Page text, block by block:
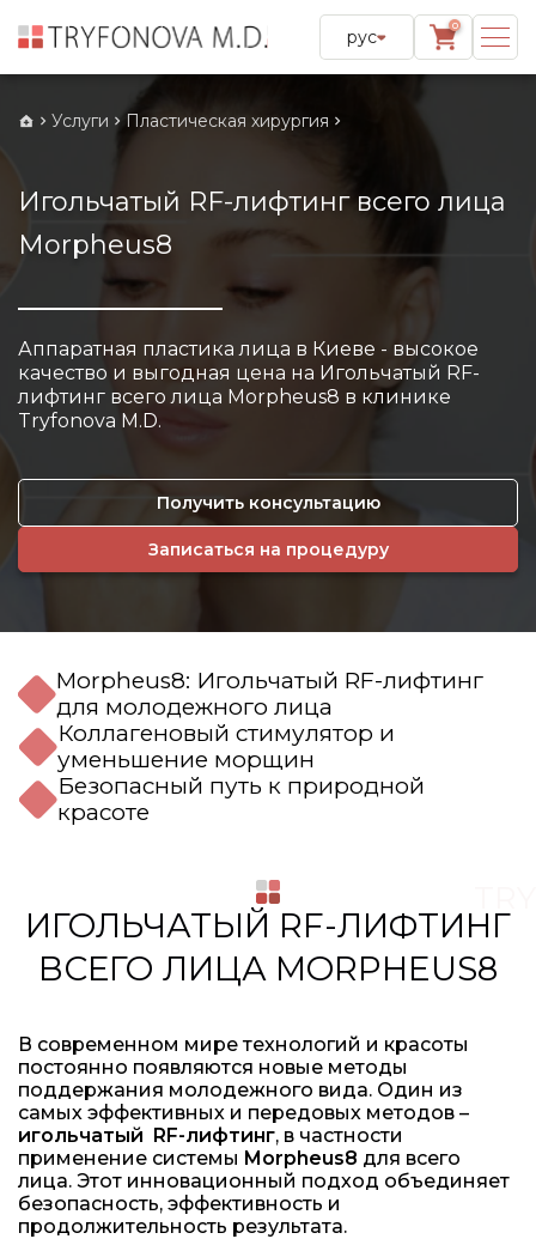
рус
0
Услуги Пластическая хирургия
Игольчатый RF-лифтинг всего лица
Morpheus8
Аппаратная пластика лица в Киеве - высокое
качество и выгодная цена на Игольчатый RF-
лифтинг всего лица Morpheus8 в клинике
Tryfonova M.D.
Получить консультацию
Записаться на процедуру
Morpheus8: Игольчатый RF-лифтинг
для молодежного лица
Коллагеновый стимулятор и
уменьшение морщин
Безопасный путь к природной
красоте
ИГОЛЬЧАТЫЙ RF-ЛИФТИНГ
ВСЕГО ЛИЦА MORPHEUS8
В современном мире технологий и красоты
постоянно появляются новые методы
поддержания молодежного вида. Один из
самых эффективных и передовых методов –
игольчатый RF-лифтинг, в частности
применение системы Morpheus8 для всего
лица. Этот инновационный подход объединяет
безопасность, эффективность и
продолжительность результата.